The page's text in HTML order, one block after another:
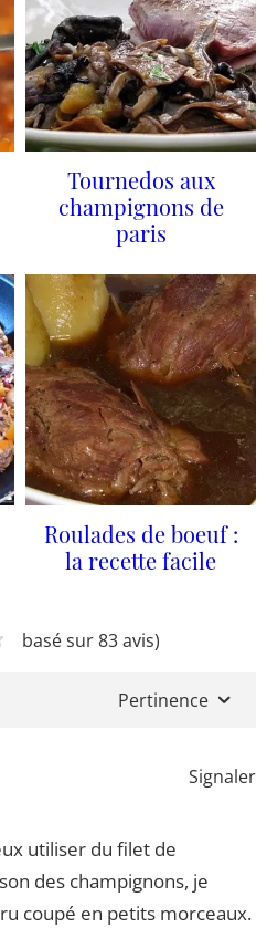
Tournedos aux
champignons de
paris
Roulades de boeuf :
la recette facile
basé sur 83 avis)
Pertinence
Signaler
utiliser du filet de
des champignons, je
coupé en petits morceaux.